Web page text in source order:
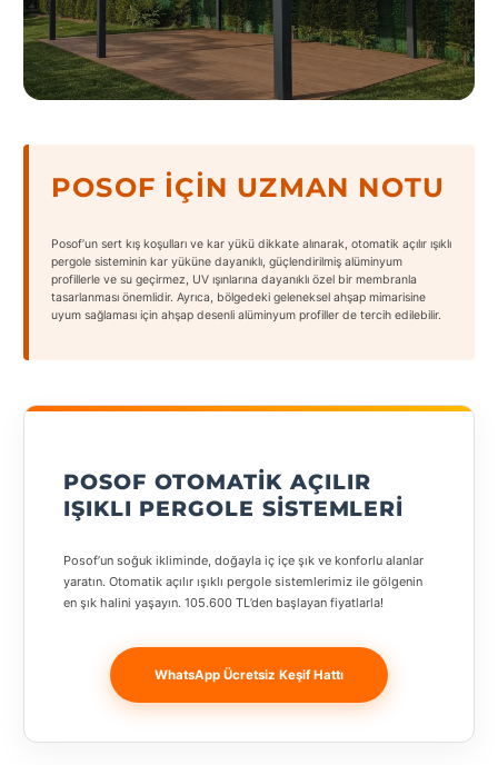
POSOF İÇIN UZMAN NOTU
Posof’un sert kış koşulları ve kar yükü dikkate alınarak, otomatik açılır ışıklı
pergole sisteminin kar yüküne dayanıklı, güçlendirilmiş alüminyum
profillerle ve su geçirmez, UV ışınlarına dayanıklı özel bir membranla
tasarlanması önemlidir. Ayrıca, bölgedeki geleneksel ahşap mimarisine
uyum sağlaması için ahşap desenli alüminyum profiller de tercih edilebilir.
POSOF OTOMATIK AÇILIR
IŞIKLI PERGOLE SISTEMLERI
Posof’un soğuk ikliminde, doğayla iç içe şık ve konforlu alanlar
yaratın. Otomatik açılır ışıklı pergole sistemlerimiz ile gölgenin
en şık halini yaşayın. 105.600 TL’den başlayan fiyatlarla!
WhatsApp Ücretsiz Keşif Hattı
United
States
Tüm
Şehirler
Adana
Adıyaman
Antalya
Balıkesir
Banja
Luka